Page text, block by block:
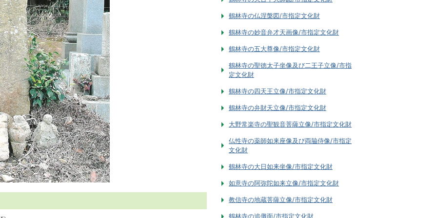
鶴林寺の仏涅槃図/市指定文化財
鶴林寺の妙音弁才天画像/市指定文化財
鶴林寺の五大尊像/市指定文化財
鶴林寺の聖徳太子坐像及び二王子立像/市指
定文化財
鶴林寺の四天王立像/市指定文化財
鶴林寺の弁財天立像/市指定文化財
大野常楽寺の聖観音菩薩立像/市指定文化財
仏性寺の薬師如来座像及び両脇侍像/市指定
文化財
鶴林寺の大日如来坐像/市指定文化財
如意寺の阿弥陀如来立像/市指定文化財
教信寺の地蔵菩薩立像/市指定文化財
鶴林寺の追儺面/市指定文化財